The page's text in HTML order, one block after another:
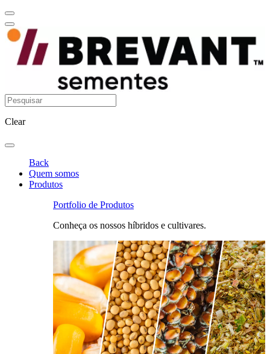
Clear
Back
Quem somos
Produtos
Portfolio de Produtos
Conheça os nossos híbridos e cultivares.